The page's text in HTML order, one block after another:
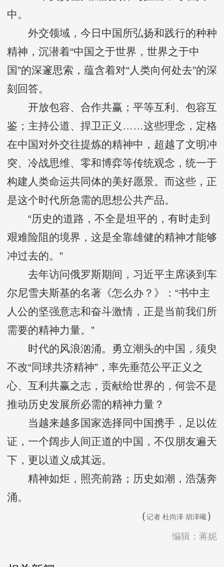
中。
外交领域，今日中国所弘扬和践行的种种
精神，沉潜着“中国之于世界，世界之于中
国”的深邃思索，蕴含着对“人类向何处去”的深
刻回答。
开放包容、合作共赢；平等互利、包容互
鉴；主持公道、捍卫正义……这些理念，定格
在中国对外交往提炼的精神中，超越了文明冲
突、冷战思维、零和博弈等传统观念，统一于
构建人类命运共同体的美好愿景。而这些，正
是这个时代所急需的思想公共产品。
“历史的道路，不全是坦平的，有时走到
艰难险阻的境界，这是全靠雄健的精神才能够
冲过去的。”
去年访问俄罗斯期间，习近平主席谈到车
尔尼雪夫斯基的名著《怎么办？》：“书中主
人公的坚强意志和奋斗激情，正是当前我们所
需要的精神力量。”
时代的风浪汹涌。勇立潮头的中国，须臾
不改“同球共济精神”，率先垂范公平正义之
心、互利共赢之志，贡献给世界的，何尝不是
推动历史发展所必需的精神力量？
当越来越多国家选择同中国携手，足以佐
证，一个阔步人间正道的中国，不仅朋友遍天
下，更以道义成其远。
精神如炬，照亮前路；历史如潮，浩荡奔
涌。
（记者 杜尚泽 胡泽曦）
编辑：蒋妮